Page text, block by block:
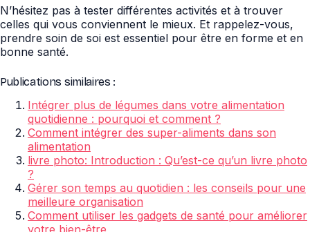
N’hésitez pas à tester différentes activités et à trouver
celles qui vous conviennent le mieux. Et rappelez-vous,
prendre soin de soi est essentiel pour être en forme et en
bonne santé.
Publications similaires :
Intégrer plus de légumes dans votre alimentation
quotidienne : pourquoi et comment ?
Comment intégrer des super-aliments dans son
alimentation
livre photo: Introduction : Qu’est-ce qu’un livre photo
?
Gérer son temps au quotidien : les conseils pour une
meilleure organisation
Comment utiliser les gadgets de santé pour améliorer